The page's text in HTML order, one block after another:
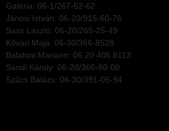
Galéria: 06-1/267-52-62
Jánosi István: 06-20/915-60-76
Sass László: 06-20/265-25-49
Kővári Maja: 06-30/366-8528
Balatoni Mariann: 06 20 405 8113
Sándi Károly: 06-20/366-80-00
Szűcs Balázs: 06-30/391-05-94